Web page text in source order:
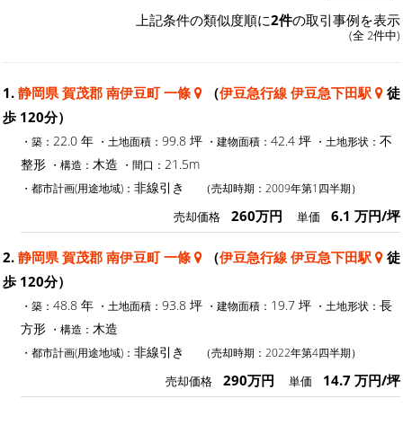
上記条件の類似度順に2件の取引事例を表示
(全 2件中)
1. 静岡県 賀茂郡 南伊豆町 一條 （伊豆急行線 伊豆急下田駅
徒
歩 120分）
・築： 22.0 年 ・土地面積： 99.8 坪 ・建物面積： 42.4 坪 ・土地形状： 不
整形 ・構造： 木造 ・間口： 21.5m
・都市計画(用途地域)： 非線引き （売却時期：2009年第1四半期）
売却価格 260万円 単価 6.1 万円/坪
2. 静岡県 賀茂郡 南伊豆町 一條 （伊豆急行線 伊豆急下田駅
徒
歩 120分）
・築： 48.8 年 ・土地面積： 93.8 坪 ・建物面積： 19.7 坪 ・土地形状： 長
方形 ・構造： 木造
・都市計画(用途地域)： 非線引き （売却時期：2022年第4四半期）
売却価格 290万円 単価 14.7 万円/坪